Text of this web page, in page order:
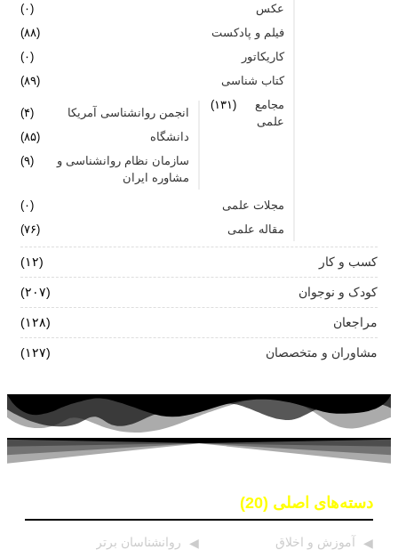
عکس
(۰)
فیلم و پادکست
(۸۸)
کاریکاتور
(۰)
کتاب شناسی
(۸۹)
مجامع
علمی
(۱۳۱)
انجمن روانشناسی آمریکا
(۴)
دانشگاه
(۸۵)
سازمان نظام روانشناسی و
مشاوره ایران
(۹)
مجلات علمی
(۰)
مقاله علمی
(۷۶)
کسب و کار (۱۲)
کودک و نوجوان (۲۰۷)
مراجعان (۱۲۸)
مشاوران و متخصصان (۱۲۷)
دسته‌های اصلی (20)
آموزش و اخلاق
روانشناسان برتر